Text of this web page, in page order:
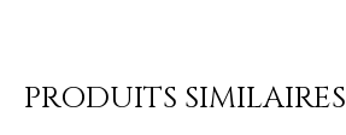
PRODUITS SIMILAIRES